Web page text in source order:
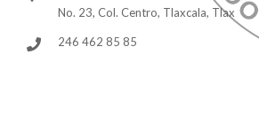
No. 23, Col. Centro, Tlaxcala, Tlax
246 462 85 85